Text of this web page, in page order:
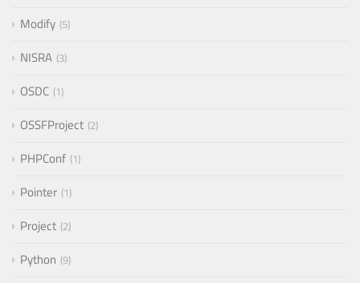
Modify 5
NISRA 3
OSDC 1
OSSFProject 2
PHPConf 1
Pointer 1
Project 2
Python 9